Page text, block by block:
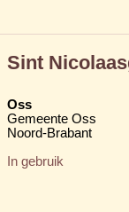
Sint
Oss
Gemeente Oss
Noord-Brabant
In gebruik